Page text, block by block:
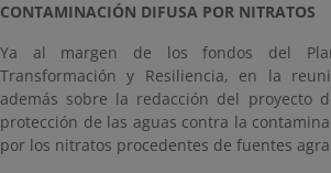
CONTAMINACIÓN DIFUSA POR NITRATOS
Ya al margen de los fondos del
Transformación y Resiliencia, en la
además sobre la redacción del proyecto
protección de las aguas contra la
por los nitratos procedentes de fuentes